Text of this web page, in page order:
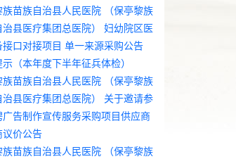
族苗族自治县人民医院 （保亭黎族
治县医疗集团总医院） 妇幼院区医
接口对接项目 单一来源采购公告
（本年度下半年征兵体检）
族苗族自治县人民医院 （保亭黎族
治县医疗集团总医院） 关于邀请参
广告制作宣传服务采购项目供应商
议价公告
族苗族自治县人民医院 （保亭黎族